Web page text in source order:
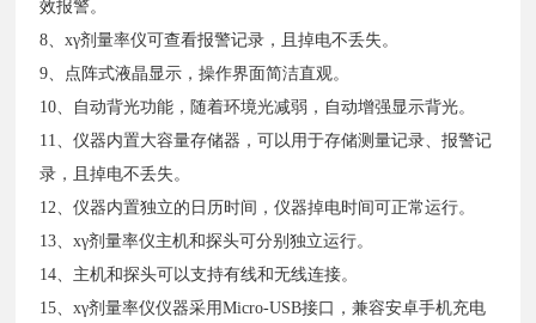
效报警。
8、xγ剂量率仪可查看报警记录，且掉电不丢失。
9、点阵式液晶显示，操作界面简洁直观。
10、自动背光功能，随着环境光减弱，自动增强显示背光。
11、仪器内置大容量存储器，可以用于存储测量记录、报警记
录，且掉电不丢失。
12、仪器内置独立的日历时间，仪器掉电时间可正常运行。
13、xγ剂量率仪主机和探头可分别独立运行。
14、主机和探头可以支持有线和无线连接。
15、xγ剂量率仪仪器采用Micro-USB接口，兼容安卓手机充电